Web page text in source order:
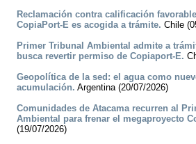
Reclamación contra calificación
CopiaPort-E es acogida a trámite. Chile
Primer Tribunal Ambiental admite a
busca revertir permiso de Copiaport-E.
Geopolítica de la sed: el agua como
acumulación. Argentina (20/07/2026)
Comunidades de Atacama recurren al
Ambiental para frenar el megaproyecto
(19/07/2026)